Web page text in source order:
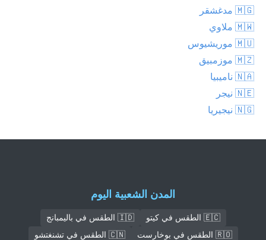
🇲🇬 مدغشقر
🇲🇼 ملاوي
🇲🇺 موريشيوس
🇲🇿 موزمبيق
🇳🇦 ناميبيا
🇳🇪 نيجر
🇳🇬 نيجيريا
المدن الشعبية اليوم
🇪🇨 الطقس في كيتو
🇮🇩 الطقس في باليمبانج
🇷🇴 الطقس في بوخارست
🇨🇳 الطقس في تشنغتشو